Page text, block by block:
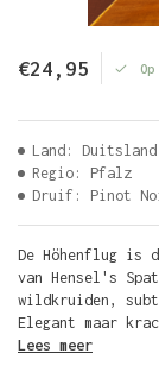
€24,95
Land: Duitsland
Regio: Pfalz
Druif: Pinot
De Höhenflug is
van Hensel's
wildkruiden,
Elegant maar
Lees meer